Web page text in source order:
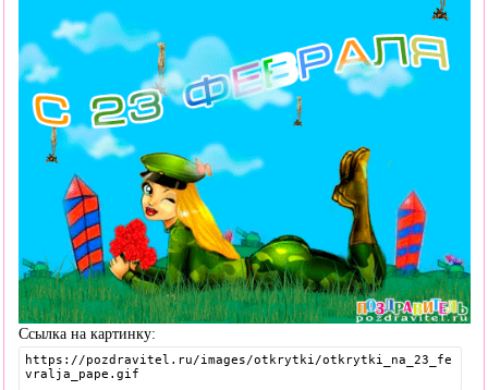
Ссылка на картинку: